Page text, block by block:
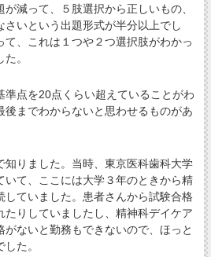
減って、５肢選択から正しいもの、
さいという出題形式が半分以上でし
て、これは１つや２つ選択肢がわかっ
。
点を20点くらい超えていることがわ
後までわからないと思わせるものがあ
りました。当時、東京医科歯科大学
いて、ここには大学３年のときから精
していました。患者さんから試験合格
たりしていましたし、精神科デイケア
ないと勤務もできないので、ほっと
た。